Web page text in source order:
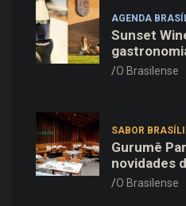
AGENDA
Sunset
Vinícola
O Brasilense
SABOR
Gurumê
novidades
25% de
O Brasilense